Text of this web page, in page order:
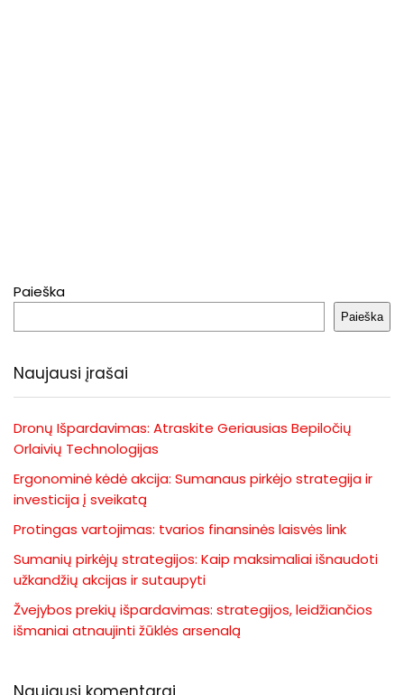
Paieška
Paieška
Naujausi įrašai
Dronų Išpardavimas: Atraskite Geriausias Bepiločių
Orlaivių Technologijas
Ergonominė kėdė akcija: Sumanaus pirkėjo strategija ir
investicija į sveikatą
Protingas vartojimas: tvarios finansinės laisvės link
Sumanių pirkėjų strategijos: Kaip maksimaliai išnaudoti
užkandžių akcijas ir sutaupyti
Žvejybos prekių išpardavimas: strategijos, leidžiančios
išmaniai atnaujinti žūklės arsenalą